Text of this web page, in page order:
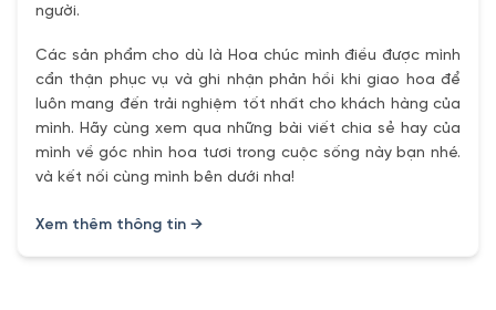
người.
Các sản phẩm cho dù là Hoa chúc mình điều được mình
cẩn thận phục vụ và ghi nhận phản hồi khi giao hoa để
luôn mang đến trải nghiệm tốt nhất cho khách hàng của
mình. Hãy cùng xem qua những bài viết chia sẻ hay của
mình về góc nhìn hoa tươi trong cuộc sống này bạn nhé.
và kết nối cùng mình bên dưới nha!
Xem thêm thông tin →